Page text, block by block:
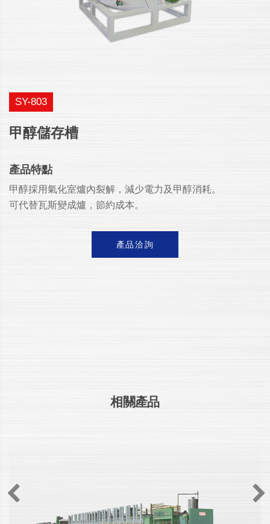
SY-803
甲醇儲存槽
產品特點
甲醇採用氣化室爐內裂解，減少電力及甲醇消耗。
可代替瓦斯變成爐，節約成本。
產品洽詢
相關產品